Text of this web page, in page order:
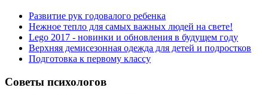
Развитие рук годовалого ребенка
Нежное тепло для самых важных людей на свете!
Lego 2017 - новинки и обновления в будущем году
Верхняя демисезонная одежда для детей и подростков
Подготовка к первому классу
Советы психологов